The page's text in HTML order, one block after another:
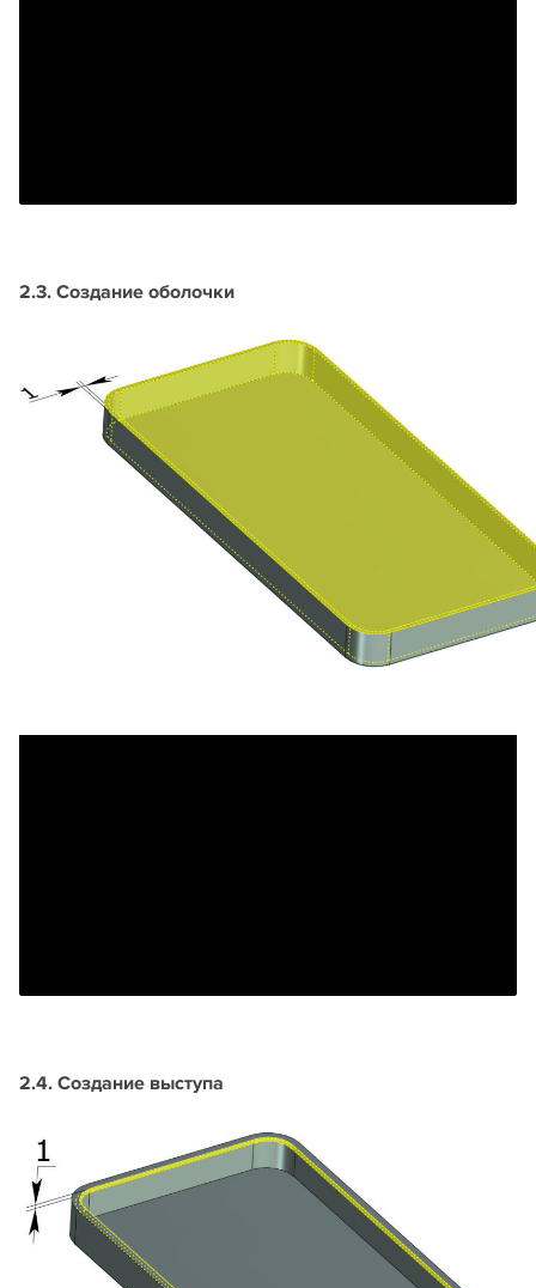
2.3. Создание оболочки
2.4. Создание выступа